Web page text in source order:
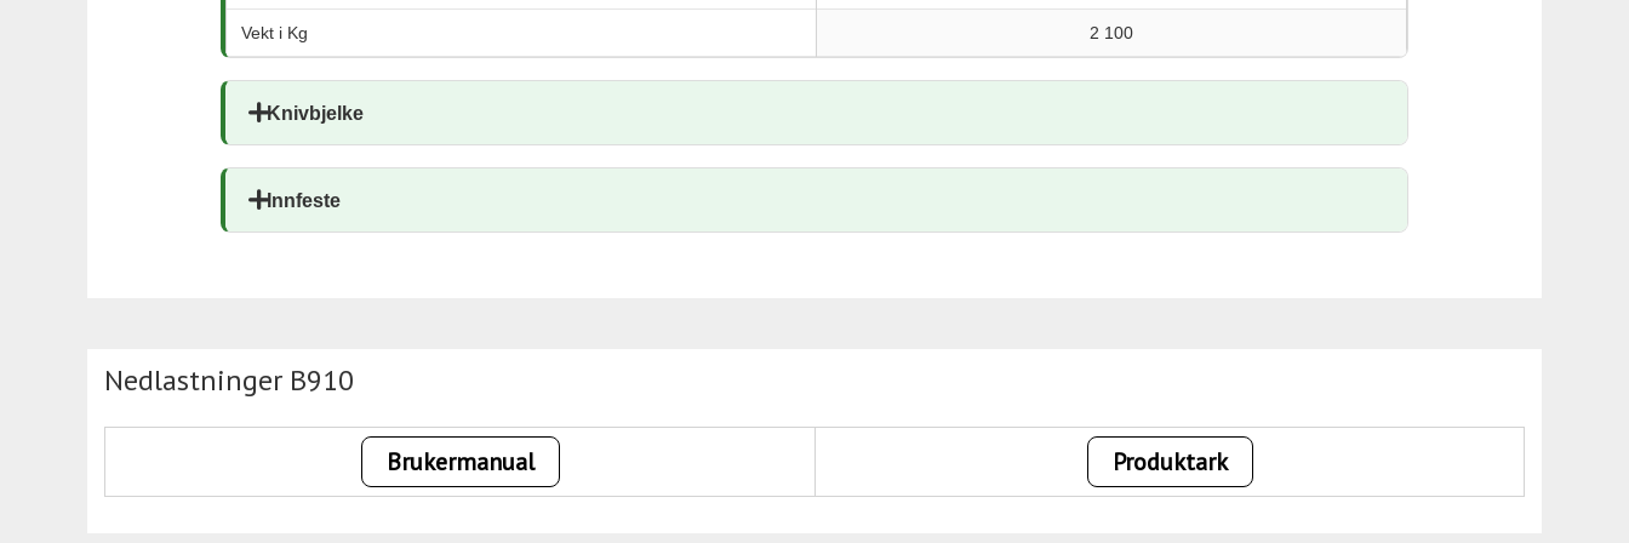
Vekt i Kg 2 100
Knivbjelke
Innfeste
Nedlastninger B910
Brukermanual Produktark